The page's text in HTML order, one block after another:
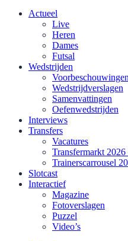
Actueel
Live
Heren
Dames
Futsal
Wedstrijden
Voorbeschouwingen
Wedstrijdverslagen
Samenvattingen
Oefenwedstrijden
Interviews
Transfers
Vacatures
Transfermarkt
Trainerscarrousel
Slotcast
Interactief
Magazine
Fotoverslagen
Puzzel
Video’s